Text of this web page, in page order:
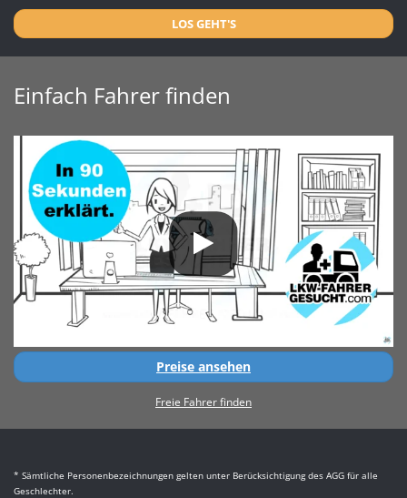
LOS GEHT'S
Einfach Fahrer finden
Preise ansehen
Freie Fahrer finden
* Sämtliche Personenbezeichnungen gelten unter Berücksichtigung des AGG für alle
Geschlechter.